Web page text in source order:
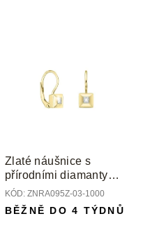
Zlaté náušnice s
přírodními diamanty
princess
KÓD: ZNRA095Z-03-1000
BĚŽNĚ DO 4 TÝDNŮ